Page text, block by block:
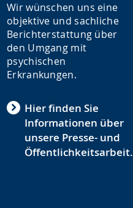
Wir wünschen uns eine
objektive und sachliche
Berichterstattung über
den Umgang mit
psychischen
Erkrankungen.
Hier finden Sie
Informationen über
unsere Presse- und
Öffentlichkeitsarbeit.